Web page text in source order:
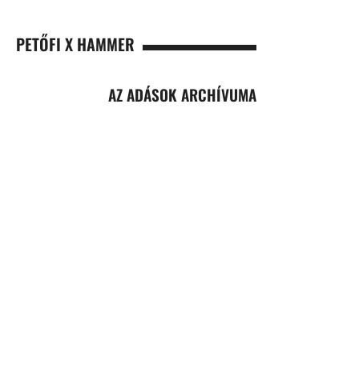
PETŐFI X HAMMER
AZ ADÁSOK ARCHÍVUMA